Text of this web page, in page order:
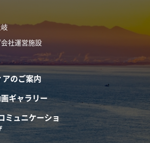
社運営施設
のご案内
ギャラリー
ミュニケーショ